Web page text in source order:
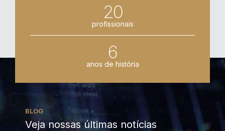
20
profissionais
6
anos de história
BLOG
Veja nossas últimas notícias